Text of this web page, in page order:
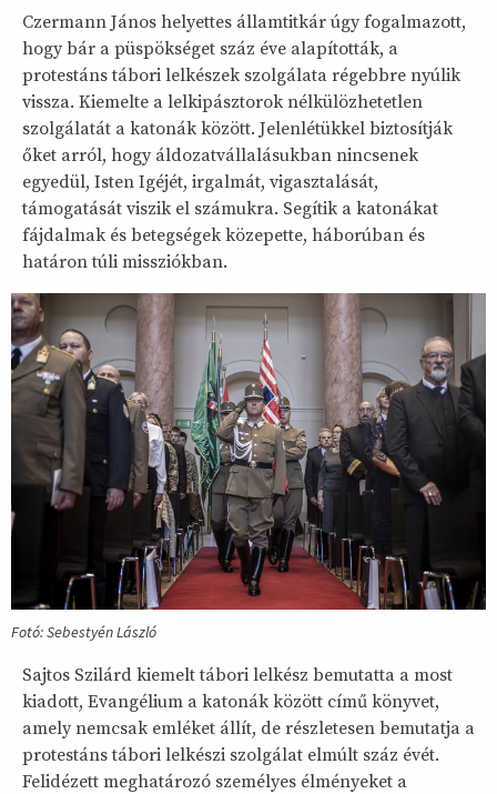
Czermann János helyettes államtitkár úgy fogalmazott,
hogy bár a püspökséget száz éve alapították, a
protestáns tábori lelkészek szolgálata régebbre nyúlik
vissza. Kiemelte a lelkipásztorok nélkülözhetetlen
szolgálatát a katonák között. Jelenlétükkel biztosítják
őket arról, hogy áldozatvállalásukban nincsenek
egyedül, Isten Igéjét, irgalmát, vigasztalását,
támogatását viszik el számukra. Segítik a katonákat
fájdalmak és betegségek közepette, háborúban és
határon túli missziókban.
Fotó: Sebestyén László
Sajtos Szilárd kiemelt tábori lelkész bemutatta a most
kiadott, Evangélium a katonák között című könyvet,
amely nemcsak emléket állít, de részletesen bemutatja a
protestáns tábori lelkészi szolgálat elmúlt száz évét.
Felidézett meghatározó személyes élményeket a